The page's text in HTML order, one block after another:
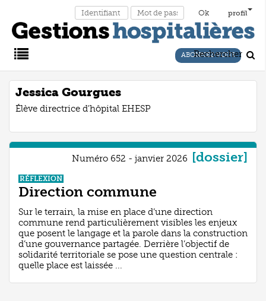
profil
Main
Menu
ABONNEZ-VOUS
Rechercher
Jessica Gourgues
Élève directrice d'hôpital EHESP
Numéro 652 - janvier 2026 [dossier]
RÉFLEXION
Direction commune
Sur le terrain, la mise en place d’une direction
commune rend particulièrement visibles les enjeux
que posent le langage et la parole dans la construction
d’une gouvernance partagée. Derrière l’objectif de
solidarité territoriale se pose une question centrale :
quelle place est laissée ...